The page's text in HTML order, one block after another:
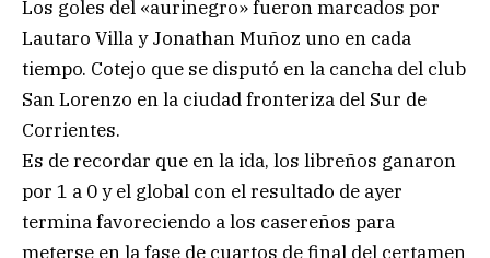
Los goles del «aurinegro» fueron marcados por
Lautaro Villa y Jonathan Muñoz uno en cada
tiempo. Cotejo que se disputó en la cancha del club
San Lorenzo en la ciudad fronteriza del Sur de
Corrientes.
Es de recordar que en la ida, los libreños ganaron
por 1 a 0 y el global con el resultado de ayer
termina favoreciendo a los casereños para
meterse en la fase de cuartos de final del certamen